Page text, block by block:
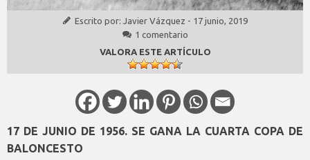
Escrito por: Javier Vázquez - 17 junio, 2019
1 comentario
VALORA ESTE ARTÍCULO
17 DE JUNIO DE 1956. SE GANA LA CUARTA COPA DE
BALONCESTO